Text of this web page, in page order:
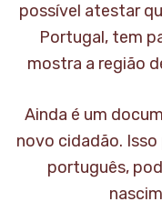
possível atestar
Portugal, tem
mostra a região
Ainda é um
novo cidadão.
português,